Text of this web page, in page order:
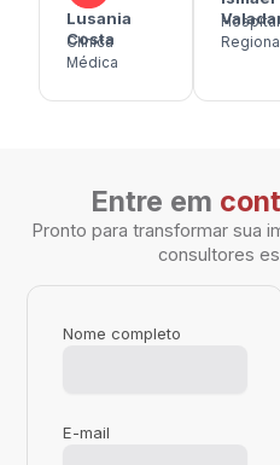
Lusania
Costa
Clínica
Médica
Hospital
Entre em
Pronto para transformar sua
consultores
Nome completo
E-mail